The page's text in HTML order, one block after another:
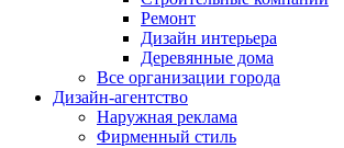
Ремонт
Дизайн интерьера
Деревянные дома
Все организации города
Дизайн-агентство
Наружная реклама
Фирменный стиль